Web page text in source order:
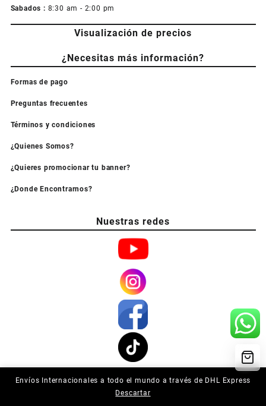
Envíos Internacionales a todo el mundo a través de DHL Express
Descartar
Sabados : 8:30 am - 2:00 pm
Visualización de precios
¿Necesitas más información?
Formas de pago
Preguntas frecuentes
Términos y condiciones
¿Quienes Somos?
¿Quieres promocionar tu banner?
¿Donde Encontrarnos?
Nuestras redes
Todo lo que necesitas en Robótica de Competencia